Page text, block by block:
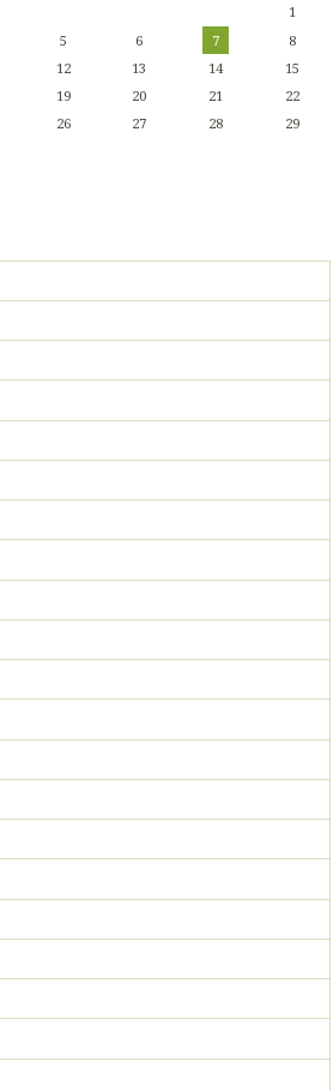
1
5 6 7
8
12 13 14
15
19 20 21
22
26 27 28
29